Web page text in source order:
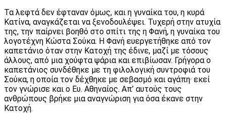
Τα λεφτά δεν έφταναν όμως, και η γυναίκα του, η κυρά
Κατίνα, αναγκάζεται να ξενοδουλέψει. Τυχερή στην ατυχία
της, την παίρνει βοηθό στο σπίτι της η Φανή, η γυναίκα του
λογοτέχνη Κώστα Σούκα. Η Φανή ευεργετήθηκε από τον
καπετάνιο όταν στην Κατοχή της έδινε, μαζί με τόσους
άλλους, από μια χούφτα ψάρια και επιβίωσαν. Γρήγορα ο
καπετάνιος συνδέθηκε με τη φιλολογική συντροφιά του
Σούκα, η οποία τον δέχθηκε με σεβασμό και αγάπη· εκεί
τον γνώρισε και ο Ευ. Αθηναίος. Απ’ αυτούς τους
ανθρώπους βρήκε μια αναγνώριση για όσα έκανε στην
Κατοχή.